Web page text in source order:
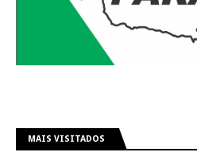
MAIS VISITADOS